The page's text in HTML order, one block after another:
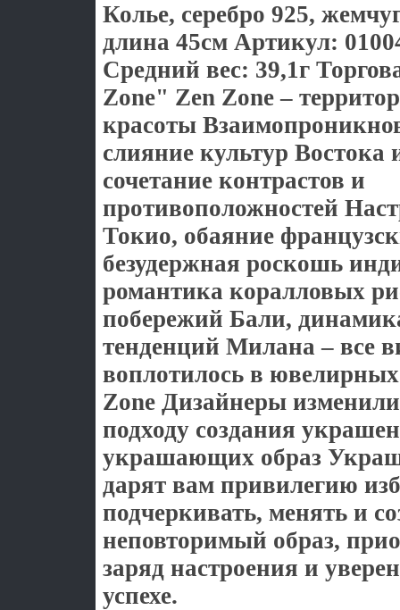
Колье, серебро 925,
длина 45см Артикул:
Средний вес: 39,1г
Zone" Zen Zone –
красоты
слияние культур Востока
сочетание контрастов и
противоположностей
Токио, обаяние
безудержная роскошь
романтика коралловых
побережий Бали,
тенденций Милана – все
воплотилось в
Zone Дизайнеры
подходу создания
украшающих образ
дарят вам привилегию
подчеркивать, менять и
неповторимый образ,
заряд настроения и
успехе.